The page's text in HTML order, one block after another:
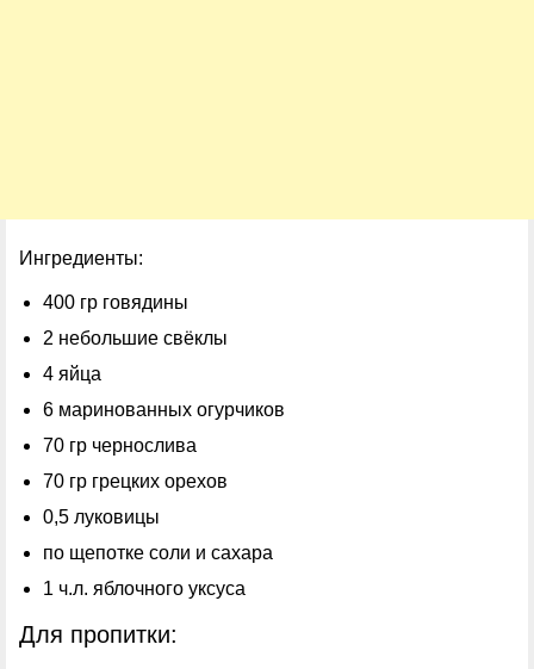
Ингредиенты:
400 гр говядины
2 небольшие свёклы
4 яйца
6 маринованных огурчиков
70 гр чернослива
70 гр грецких орехов
0,5 луковицы
по щепотке соли и сахара
1 ч.л. яблочного уксуса
Для пропитки: